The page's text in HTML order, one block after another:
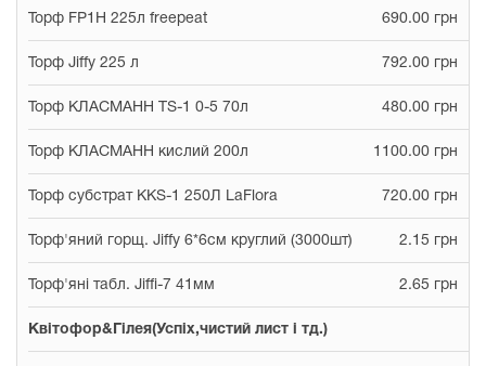
Торф FP1H 225л freepeat 690.00 грн
Торф Jiffy 225 л 792.00 грн
Торф КЛАСМАНН TS-1 0-5 70л 480.00 грн
Торф КЛАСМАНН кислий 200л 1100.00 грн
Торф субстрат KKS-1 250Л LaFlora 720.00 грн
Торф'яний горщ. Jiffy 6*6см круглий (3000шт) 2.15 грн
Торф'яні табл. Jiffi-7 41мм 2.65 грн
Квітофор&Гілея(Успіх,чистий лист і тд.)